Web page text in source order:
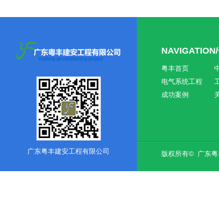
广东粤丰建安工程有限公司
粤丰首页
电气系统工程
成功案例
版权所有© 广东